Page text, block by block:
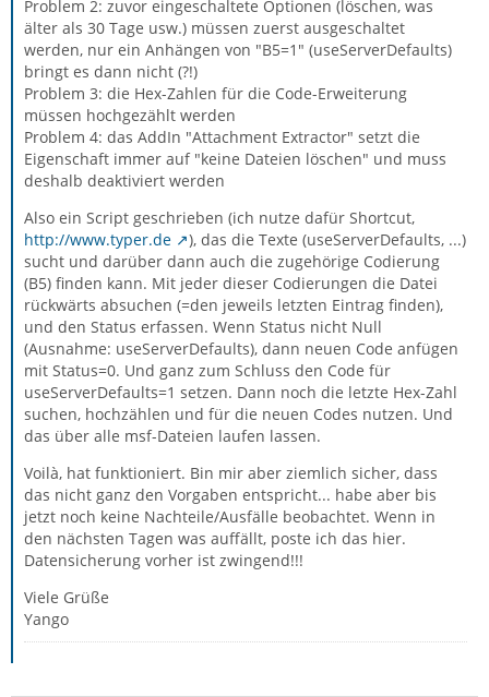
Problem 2: zuvor eingeschaltete Optionen (löschen, was
älter als 30 Tage usw.) müssen zuerst ausgeschaltet
werden, nur ein Anhängen von "B5=1" (useServerDefaults)
bringt es dann nicht (?!)
Problem 3: die Hex-Zahlen für die Code-Erweiterung
müssen hochgezählt werden
Problem 4: das AddIn "Attachment Extractor" setzt die
Eigenschaft immer auf "keine Dateien löschen" und muss
deshalb deaktiviert werden
Also ein Script geschrieben (ich nutze dafür Shortcut,
http://www.typer.de
), das die Texte (useServerDefaults, ...)
sucht und darüber dann auch die zugehörige Codierung
(B5) finden kann. Mit jeder dieser Codierungen die Datei
rückwärts absuchen (=den jeweils letzten Eintrag finden),
und den Status erfassen. Wenn Status nicht Null
(Ausnahme: useServerDefaults), dann neuen Code anfügen
mit Status=0. Und ganz zum Schluss den Code für
useServerDefaults=1 setzen. Dann noch die letzte Hex-Zahl
suchen, hochzählen und für die neuen Codes nutzen. Und
das über alle msf-Dateien laufen lassen.
Voilà, hat funktioniert. Bin mir aber ziemlich sicher, dass
das nicht ganz den Vorgaben entspricht... habe aber bis
jetzt noch keine Nachteile/Ausfälle beobachtet. Wenn in
den nächsten Tagen was auffällt, poste ich das hier.
Datensicherung vorher ist zwingend!!!
Viele Grüße
Yango